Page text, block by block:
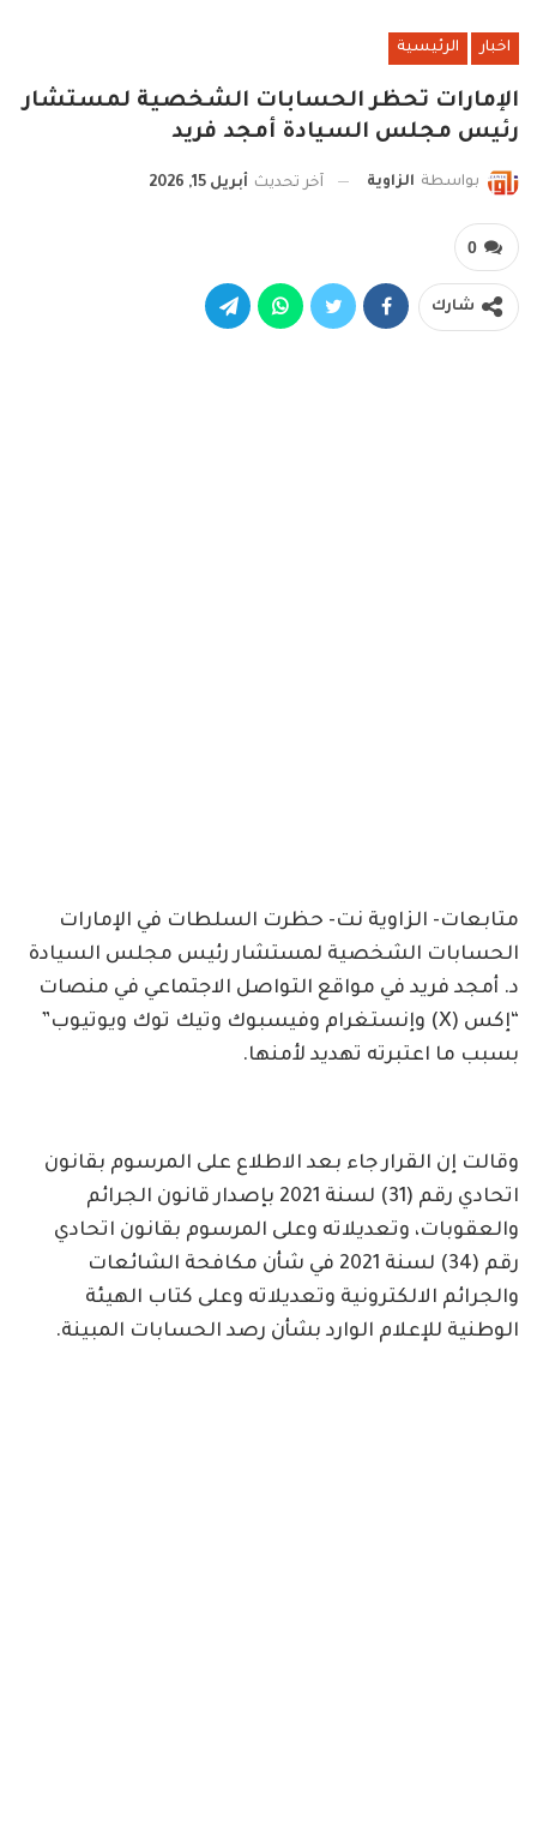
اخبار الرئيسية
الإمارات تحظر الحسابات الشخصية لمستشار
رئيس مجلس السيادة أمجد فريد
بواسطة الزاوية آخر تحديث أبريل 15, 2026
0
شارك
متابعات- الزاوية نت- حظرت السلطات في الإمارات
الحسابات الشخصية لمستشار رئيس مجلس السيادة
د. أمجد فريد في مواقع التواصل الاجتماعي في منصات
“إكس (X) وإنستغرام وفيسبوك وتيك توك ويوتيوب”
بسبب ما اعتبرته تهديد لأمنها.
وقالت إن القرار جاء بعد الاطلاع على المرسوم بقانون
اتحادي رقم (31) لسنة 2021 بإصدار قانون الجرائم
والعقوبات، وتعديلاته وعلى المرسوم بقانون اتحادي
رقم (34) لسنة 2021 في شأن مكافحة الشائعات
والجرائم الالكترونية وتعديلاته وعلى كتاب الهيئة
الوطنية للإعلام الوارد بشأن رصد الحسابات المبينة.